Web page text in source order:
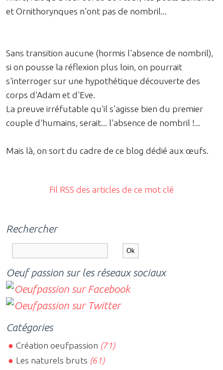
et Ornithorynques n'ont pas de nombril...
Sans transition aucune (hormis l'absence de nombril),
si on pousse la réflexion plus loin, on pourrait
s'interroger sur une hypothétique découverte des
corps d'Adam et d'Eve.
La preuve irréfutable qu'il s'agisse bien du premier
couple d'humains, serait... l'absence de nombril !...
Mais là, on sort du cadre de ce blog dédié aux œufs.
Fil RSS des articles de ce mot clé
Rechercher
Oeuf passion sur les réseaux sociaux
Catégories
Création oeufpassion (71)
Les naturels bruts (61)